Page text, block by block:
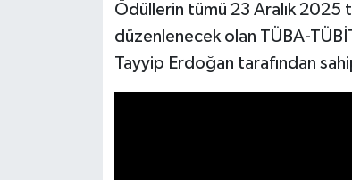
Ödüllerin tümü 23 Aralık 2025
düzenlenecek olan TÜBA-
Tayyip Erdoğan tarafından